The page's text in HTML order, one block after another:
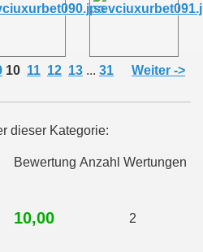
10 11 12 13 ... 31 Weiter ->
dieser Kategorie:
Bewertung Anzahl Wertungen
10,00 2